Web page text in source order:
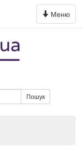
Toggle
navigation
Меню
Пошук